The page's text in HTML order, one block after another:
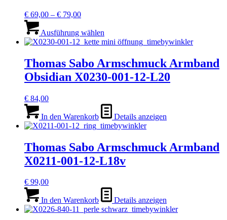
€ 69,00 – € 79,00Preisspanne:
bis
€ 79,00
Ausführung wählen
weist
Varianten
auf.
Die
auf
der
Produktseite
gewählt
Thomas Sabo Armschmuck Armband
Obsidian X0230-001-12-L20
€ 84,00
In den Warenkorb Details anzeigen
Thomas Sabo Armschmuck Armband
X0211-001-12-L18v
€ 99,00
In den Warenkorb Details anzeigen